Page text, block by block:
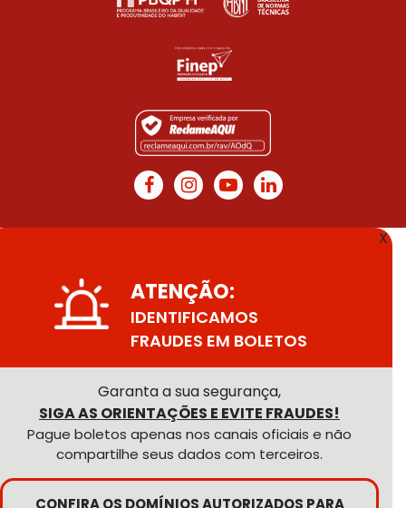
X
ATENÇÃO:
IDENTIFICAMOS
FRAUDES EM BOLETOS
Garanta a sua segurança,
SIGA AS ORIENTAÇÕES E EVITE FRAUDES!
Pague boletos apenas nos canais oficiais e não
compartilhe seus dados com terceiros.
CONFIRA OS DOMÍNIOS AUTORIZADOS PARA